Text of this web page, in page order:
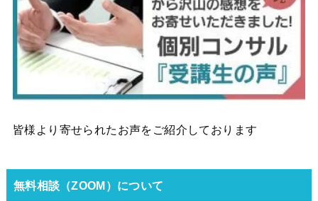
皆様より寄せられたお声をご紹介しております
無料相談（ZOOM）について